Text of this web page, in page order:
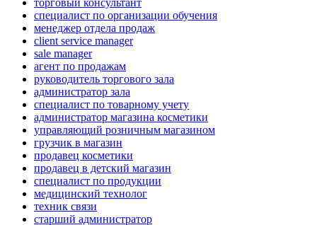
торговый консультант
специалист по организации обучения
менеджер отдела продаж
client service manager
sale manager
агент по продажам
руководитель торгового зала
администратор зала
специалист по товарному учету
администратор магазина косметики
управляющий розничным магазином
грузчик в магазин
продавец косметики
продавец в детский магазин
специалист по продукции
медицинский технолог
техник связи
старший администратор